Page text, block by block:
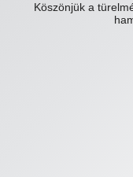
Köszönjük a